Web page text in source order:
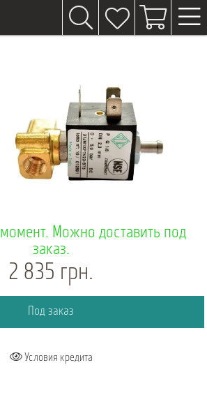
Можно доставить под
заказ.
2 835 грн.
Под заказ
Условия кредита